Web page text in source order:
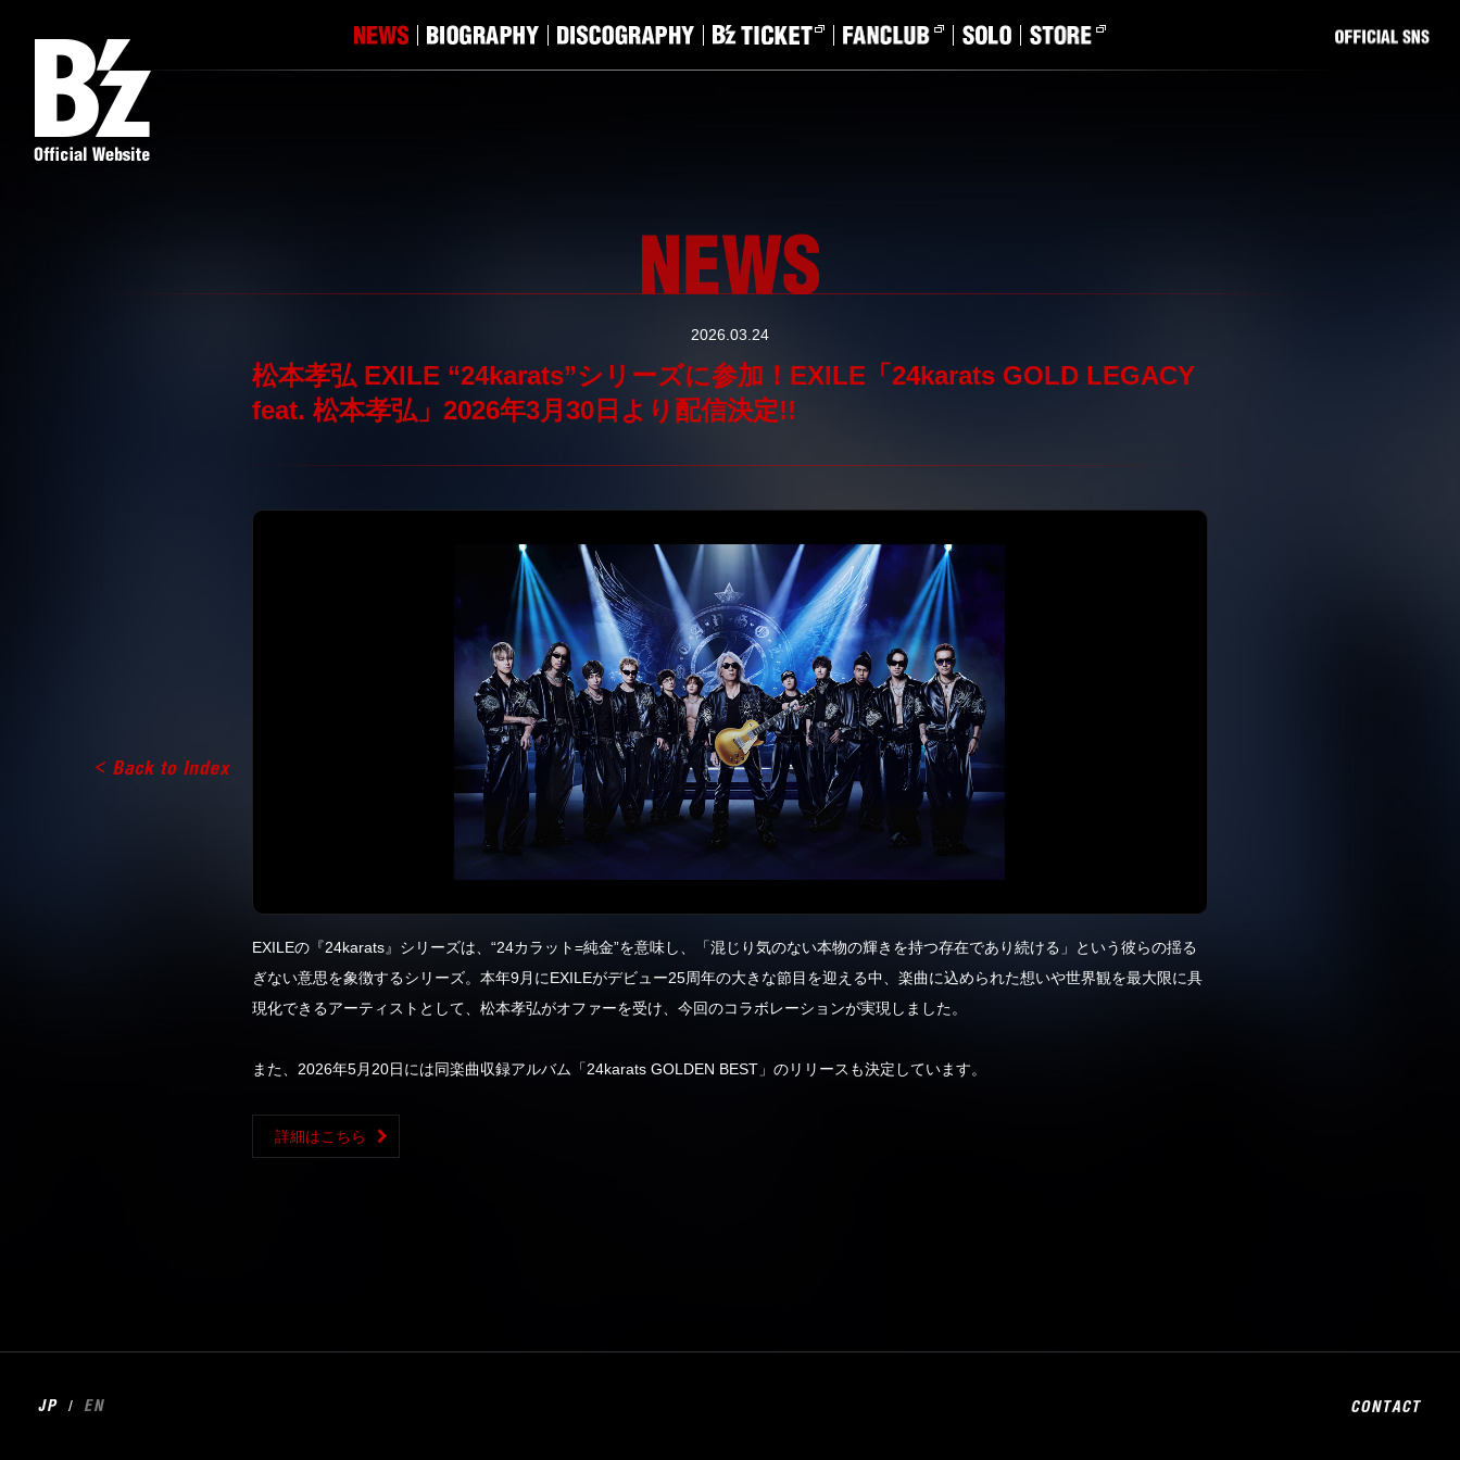
2026.03.24
松本孝弘 EXILE “24karats”シリーズに参加！EXILE「24karats GOLD LEGACY
feat. 松本孝弘」2026年3月30日より配信決定!!
EXILEの『24karats』シリーズは、“24カラット=純金”を意味し、「混じり気のない本物の輝きを持つ存在であり続ける」という彼らの揺る
ぎない意思を象徴するシリーズ。本年9月にEXILEがデビュー25周年の大きな節目を迎える中、楽曲に込められた想いや世界観を最大限に具
現化できるアーティストとして、松本孝弘がオファーを受け、今回のコラボレーションが実現しました。
また、2026年5月20日には同楽曲収録アルバム「24karats GOLDEN BEST」のリリースも決定しています。
詳細はこちら
/